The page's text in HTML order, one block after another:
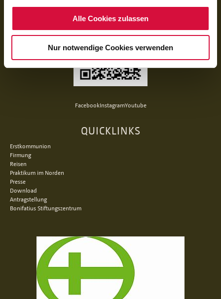
Alle Cookies zulassen
Nur notwendige Cookies verwenden
FacebookInstagramYoutube
QUICKLINKS
Erstkommunion
Firmung
Reisen
Praktikum im Norden
Presse
Download
Antragstellung
Bonifatius Stiftungszentrum